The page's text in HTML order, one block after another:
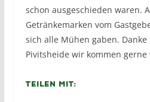
schon ausgeschieden waren.
Getränkemarken vom
sich alle Mühen gaben.
Pivitsheide wir kommen gerne
Teilen mit: